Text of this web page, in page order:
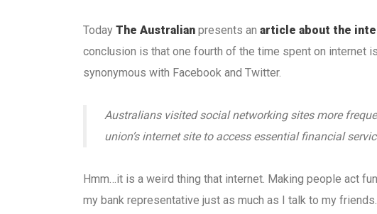
Today The Australian presents an article about the
conclusion is that one fourth of the time spent on internet
synonymous with Facebook and Twitter.
Australians visited social networking sites more
union’s internet site to access essential financial
Hmm…it is a weird thing that internet. Making people act
my bank representative just as much as I talk to my friends.